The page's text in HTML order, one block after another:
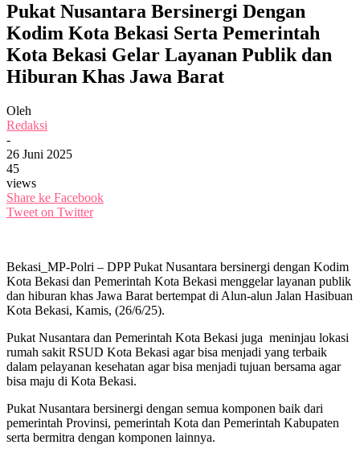
Pukat Nusantara Bersinergi Dengan
Kodim Kota Bekasi Serta Pemerintah
Kota Bekasi Gelar Layanan Publik dan
Hiburan Khas Jawa Barat
Oleh
Redaksi
-
26 Juni 2025
45
views
Share ke Facebook
Tweet on Twitter
Bekasi_MP-Polri – DPP Pukat Nusantara bersinergi dengan Kodim
Kota Bekasi dan Pemerintah Kota Bekasi menggelar layanan publik
dan hiburan khas Jawa Barat bertempat di Alun-alun Jalan Hasibuan
Kota Bekasi, Kamis, (26/6/25).
Pukat Nusantara dan Pemerintah Kota Bekasi juga meninjau lokasi
rumah sakit RSUD Kota Bekasi agar bisa menjadi yang terbaik
dalam pelayanan kesehatan agar bisa menjadi tujuan bersama agar
bisa maju di Kota Bekasi.
Pukat Nusantara bersinergi dengan semua komponen baik dari
pemerintah Provinsi, pemerintah Kota dan Pemerintah Kabupaten
serta bermitra dengan komponen lainnya.